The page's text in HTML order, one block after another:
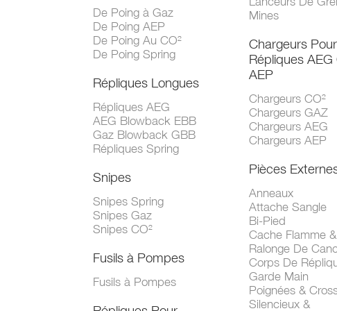
De Poing à Gaz
De Poing AEP
De Poing Au CO²
De Poing Spring
Répliques Longues
Répliques AEG
AEG Blowback EBB
Gaz Blowback GBB
Répliques Spring
Snipes
Snipes Spring
Snipes Gaz
Snipes CO²
Fusils à Pompes
Fusils à Pompes
Mines
Chargeurs Pour
Répliques AEG
AEP
Chargeurs CO²
Chargeurs GAZ
Chargeurs AEG
Chargeurs AEP
Pièces
Anneaux
Attache Sangle
Bi-Pied
Cache Flamme &
Ralonge De
Corps De
Garde Main
Poignées &
Silencieux &